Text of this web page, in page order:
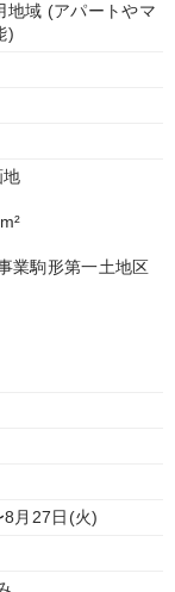
地域 (アパートやマ
)
業駒形第一土地区
月27日(火)